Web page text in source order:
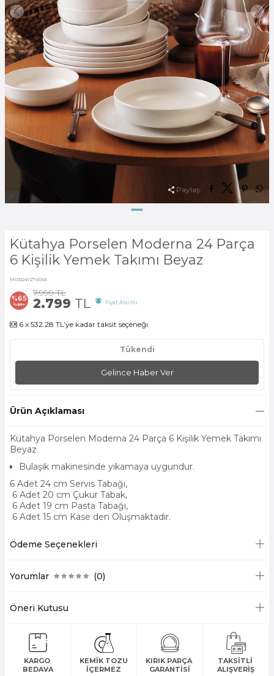
Paylaş:
Kütahya Porselen Moderna 24 Parça
6 Kişilik Yemek Takımı Beyaz
MOD24Y274045
%65
İndirim
7.999TL
2.799 TL Fiyat Alarmı
6 x 532.28 TL’ye kadar taksit seçeneği
Tükendi
Gelince Haber Ver
Ürün Açıklaması
Kütahya Porselen Moderna 24 Parça 6 Kişilik Yemek Takımı
Beyaz
Bulaşık makinesinde yıkamaya uygundur.
6 Adet 24 cm Servis Tabağı,
6 Adet 20 cm Çukur Tabak,
6 Adet 19 cm Pasta Tabağı,
6 Adet 15 cm Kase den Oluşmaktadır.
Ödeme Seçenekleri
Yorumlar (0)
Öneri Kutusu
KARGO
BEDAVA
KEMİK TOZU
İÇERMEZ
KIRIK PARÇA
GARANTİSİ
TAKSİTLİ
ALIŞVERİŞ